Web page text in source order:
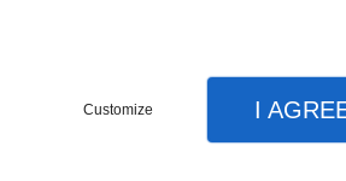
Customize I